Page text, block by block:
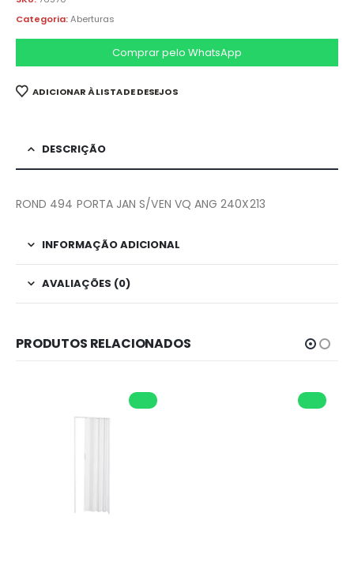
Categoria:Aberturas
Comprar pelo WhatsApp
ADICIONAR À LISTA DE DESEJOS
DESCRIÇÃO
ROND 494 PORTA JAN S/VEN VQ ANG 240X213
INFORMAÇÃO ADICIONAL
AVALIAÇÕES (0)
PRODUTOS RELACIONADOS